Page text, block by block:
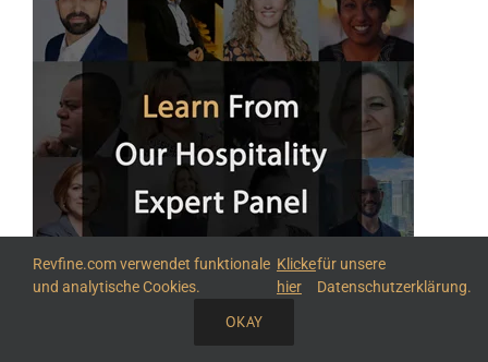
TEILE DIESEN ARTIKEL
Revfine.com verwendet funktionale
und analytische Cookies.
Klicke
hier
für unsere
Datenschutzerklärung.
OKAY